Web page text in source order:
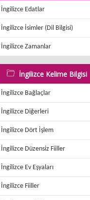
İngilizce Edatlar
İngilizce İsimler (Dil Bilgisi)
İngilizce Zamanlar
İngilizce Kelime Bilgisi
İngilizce Bağlaçlar
İngilizce Diğerleri
İngilizce Dört İşlem
İngilizce Düzensiz Fiiller
İngilizce Ev Eşyaları
İngilizce Fiiller